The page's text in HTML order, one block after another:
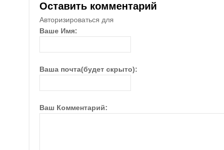
Оставить комментарий
Авторизироваться для
Ваше Имя:
Ваша почта(будет скрыто):
Ваш Комментарий: